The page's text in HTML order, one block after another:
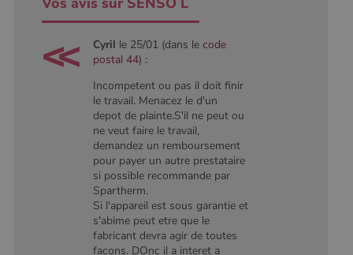
Cyril le 25/01 (dans lecode
postal 44) :
Incompetent ou pas il doit finir
le travail. Menacez le d'un
depot de plainte.S'il ne peut ou
ne veut faire le travail,
demandez un remboursement
pour payer un autre prestataire
si possible recommande par
Spartherm.
Si l'appareil est sous garantie et
s'abime peut etre que le
fabricant devra agir de toutes
facons. DOnc il a interet a